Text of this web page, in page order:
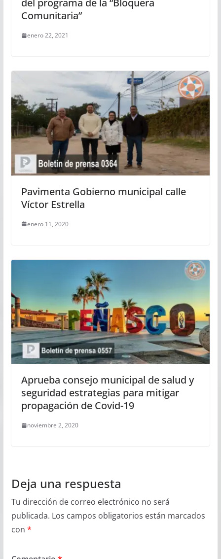
del programa de la “Bloquera
Comunitaria”
enero 22, 2021
Pavimenta Gobierno municipal calle
Víctor Estrella
enero 11, 2020
Aprueba consejo municipal de salud y
seguridad estrategias para mitigar
propagación de Covid-19
noviembre 2, 2020
Deja una respuesta
Tu dirección de correo electrónico no será
publicada. Los campos obligatorios están marcados
con *